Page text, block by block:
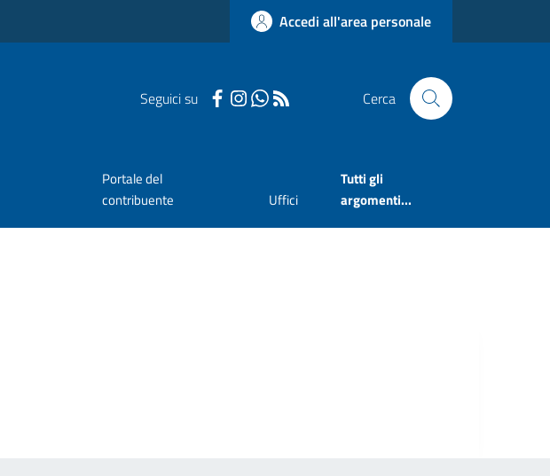
Accedi all'area personale
Seguici su Cerca
Portale del
contribuente
Uffici
Tutti gli
argomenti...